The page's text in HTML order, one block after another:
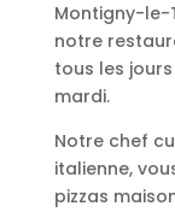
Montigny-le-
notre
tous les
mardi.
Notre chef
italienne,
pizzas